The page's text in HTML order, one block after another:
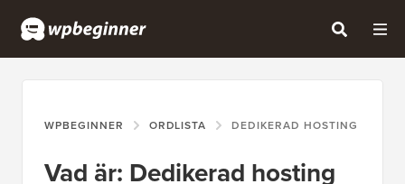
WPBEGINNER ORDLISTA DEDIKERAD HOSTING
Vad är: Dedikerad hosting